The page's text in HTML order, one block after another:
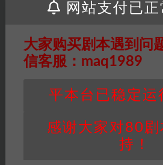
用于商业用途!任何人访问、
条约约束，并遵守所有适用
版权归属：本站提供的任何
权均属于机关版权或权利人
448271243@qq.com，如若
积分说明∶剧本杀下载所需积
身价值，本站积分为本站收
网站支付已正
大家购买剧本遇到问
信客服：maq1989
平本台已稳定运
感谢大家对80剧
持！